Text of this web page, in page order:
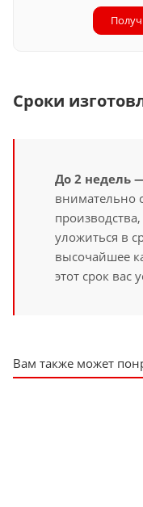
Сроки
До 2 недель
внимательно
уложиться в
высочайшее
этот срок вас
Вам также может